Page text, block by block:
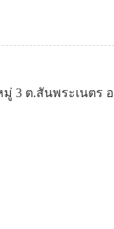
3 ต.สันพระเนตร